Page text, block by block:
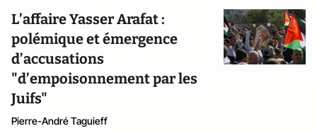
L’affaire Yasser Arafat :
polémique et émergence
d’accusations
"d’empoisonnement par les
Juifs"
Pierre-André Taguieff